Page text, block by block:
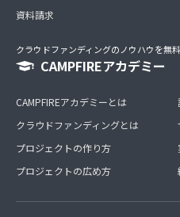
資料請求
クラウドファンディングのノウハウを無
CAMPFIREアカデミー
CAMPFIREアカデミーとは
クラウドファンディングとは
プロジェクトの作り方
プロジェクトの広め方